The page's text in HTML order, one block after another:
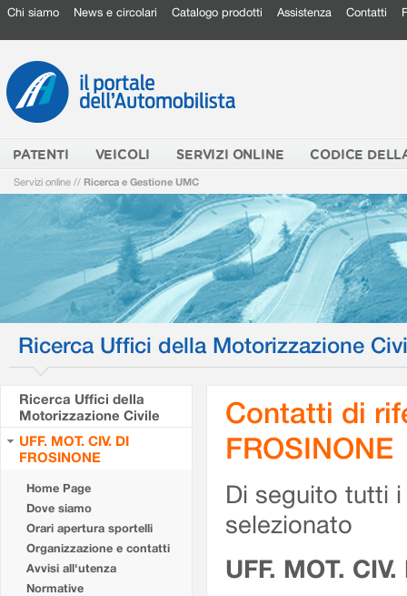
Chi siamo News e circolari Catalogo prodotti Assistenza Contatti
PATENTI VEICOLI SERVIZI ONLINE CODICE
Servizi online // Ricerca e Gestione UMC
Ricerca Uffici della Motorizzazione
Ricerca Uffici della
Motorizzazione Civile
UFF. MOT. CIV. DI
FROSINONE
Home Page
Dove siamo
Orari apertura sportelli
Organizzazione e contatti
Avvisi all'utenza
Normative
Contatti di
FROSINONE
Di seguito tutti
selezionato
UFF. MOT.